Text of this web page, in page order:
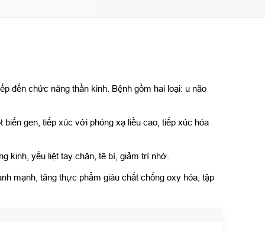
đến chức năng thần kinh. Bệnh gồm hai loại: u não
gen, tiếp xúc với phóng xạ liều cao, tiếp xúc hóa
kinh, yếu liệt tay chân, tê bì, giảm trí nhớ.
mạnh, tăng thực phẩm giàu chất chống oxy hóa, tập